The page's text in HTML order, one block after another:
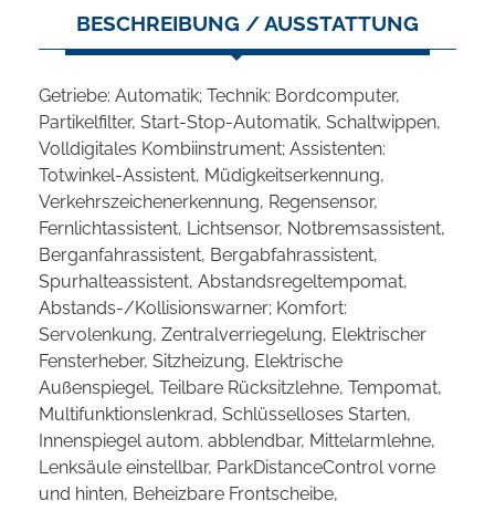
BESCHREIBUNG / AUSSTATTUNG
Getriebe: Automatik; Technik: Bordcomputer,
Partikelfilter, Start-Stop-Automatik, Schaltwippen,
Volldigitales Kombiinstrument; Assistenten:
Totwinkel-Assistent, Müdigkeitserkennung,
Verkehrszeichenerkennung, Regensensor,
Fernlichtassistent, Lichtsensor, Notbremsassistent,
Berganfahrassistent, Bergabfahrassistent,
Spurhalteassistent, Abstandsregeltempomat,
Abstands-/Kollisionswarner; Komfort:
Servolenkung, Zentralverriegelung, Elektrischer
Fensterheber, Sitzheizung, Elektrische
Außenspiegel, Teilbare Rücksitzlehne, Tempomat,
Multifunktionslenkrad, Schlüsselloses Starten,
Innenspiegel autom. abblendbar, Mittelarmlehne,
Lenksäule einstellbar, ParkDistanceControl vorne
und hinten, Beheizbare Frontscheibe,